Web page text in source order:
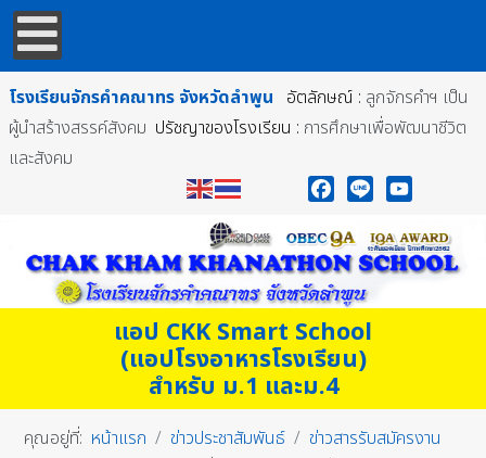
โรงเรียนจักรคำคณาทร จังหวัดลำพูน อัตลักษณ์ : ลูกจักรคำฯ เป็น
ผู้นำสร้างสรรค์สังคม ปรัชญาของโรงเรียน : การศึกษาเพื่อพัฒนาชีวิต
และสังคม
แอป CKK Smart School
(แอปโรงอาหารโรงเรียน)
สำหรับ ม.1 และม.4
คุณอยู่ที่: หน้าแรก ข่าวประชาสัมพันธ์
ข่าวสารรับสมัครงาน